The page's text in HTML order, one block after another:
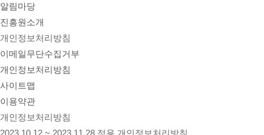
알림마당
진흥원소개
개인정보처리방침
이메일무단수집거부
개인정보처리방침
사이트맵
이용약관
개인정보처리방침